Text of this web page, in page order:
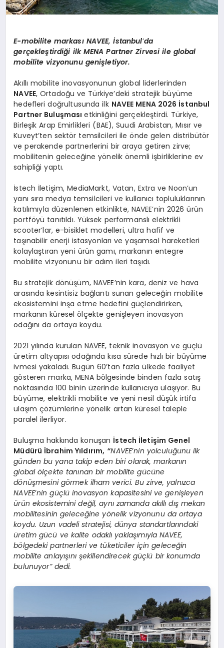
E-mobilite markası NAVEE,İstanbul’da
gerçekleştirdiği ilk MENA Partner Zirvesi ile global
mobilitevizyonunu genişletiyor.
Akıllı mobilite inovasyonunun global liderlerinden
NAVEE, Ortadoğu ve Türkiye’deki stratejik büyüme
hedefleri doğrultusunda ilk NAVEE MENA 2026 İstanbul
Partner Buluşmasıetkinliğini gerçekleştirdi. Türkiye,
Birleşik Arap Emirlikleri (BAE), Suudi Arabistan, Mısır ve
Kuveyt’ten sektör temsilcileri ile önde gelen distribütör
ve perakende partnerlerini bir araya getiren zirve;
mobilitenin geleceğine yönelik önemli işbirliklerine ev
sahipliği yaptı.
İstech İletişim, MediaMarkt, Vatan, Extra ve Noon’un
yanı sıra medya temsilcileri ve kullanıcı topluluklarının
katılımıyla düzenlenen etkinlikte, NAVEE’nin 2026 ürün
portföyü tanıtıldı. Yüksek performanslı elektrikli
scooter’lar, e-bisiklet modelleri, ultra hafif ve
taşınabilir enerji istasyonları ve yaşamsal hareketleri
kolaylaştıran yeni ürün gamı, markanın entegre
mobilite vizyonunu bir adım ileri taşıdı.
Bu stratejik dönüşüm, NAVEE’nin kara, deniz ve hava
arasında kesintisiz bağlantı sunan geleceğin mobilite
ekosistemini inşa etme hedefini güçlendirirken,
markanın küresel ölçekte genişleyen inovasyon
odağını da ortaya koydu.
2021 yılında kurulan NAVEE, teknik inovasyon ve güçlü
üretim altyapısı odağında kısa sürede hızlı bir büyüme
ivmesi yakaladı. Bugün 60’tan fazla ülkede faaliyet
gösteren marka, MENA bölgesinde binden fazla satış
noktasında 100 binin üzerinde kullanıcıya ulaşıyor. Bu
büyüme, elektrikli mobilite ve yeni nesil düşük irtifa
ulaşım çözümlerine yönelik artan küresel taleple
paralel ilerliyor.
Buluşma hakkında konuşan İstech İletişim Genel
Müdürü İbrahim Yıldırım, “NAVEE’nin yolculuğunu ilk
günden bu yana takip eden biri olarak, markanın
globalölçekte tanınan bir mobilite gücüne
dönüşmesini görmek ilham verici. Bu zirve, yalnızca
NAVEE’nin güçlü inovasyon kapasitesini ve genişleyen
ürün ekosistemini değil, aynı zamanda akıllı dış mekan
mobilitesinin geleceğine yönelik vizyonunu da ortaya
koydu. Uzun vadeli stratejisi, dünya standartlarındaki
üretim gücü ve kalite odaklı yaklaşımıyla NAVEE,
bölgedeki partnerleri ve tüketiciler için geleceğin
mobilite anlayışını şekillendirecek güçlü bir konumda
bulunuyor” dedi.